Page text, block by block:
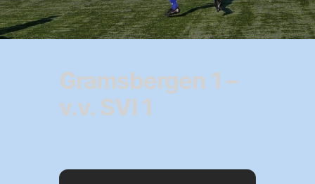
Gramsbergen 1 –
v.v. SVI 1